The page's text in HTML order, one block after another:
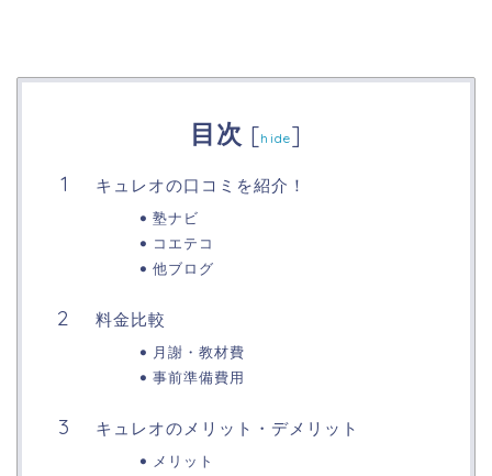
目次 [hide]
キュレオの口コミを紹介！
塾ナビ
コエテコ
他ブログ
料金比較
月謝・教材費
事前準備費用
キュレオのメリット・デメリット
メリット